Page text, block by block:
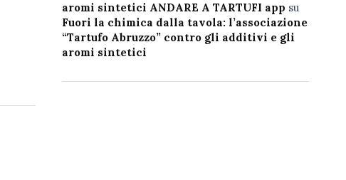
aromi sintetici ANDARE A TARTUFI app su
Fuori la chimica dalla tavola: l’associazione
“Tartufo Abruzzo” contro gli additivi e gli
aromi sintetici